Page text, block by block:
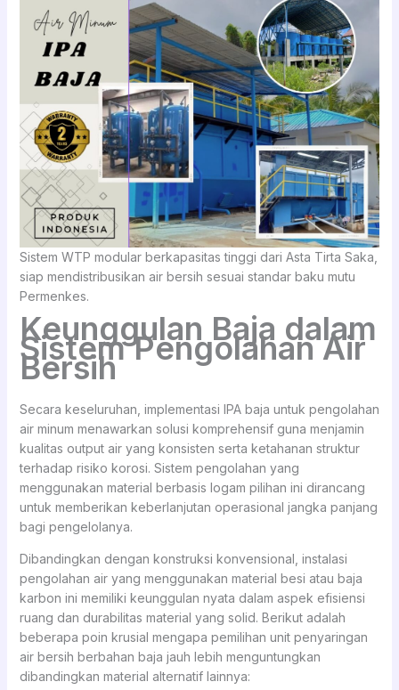
Sistem WTP modular berkapasitas tinggi dari Asta Tirta Saka,
siap mendistribusikan air bersih sesuai standar baku mutu
Permenkes.
Keunggulan Baja dalam
Sistem Pengolahan Air
Bersih
Secara keseluruhan, implementasi IPA baja untuk pengolahan
air minum menawarkan solusi komprehensif guna menjamin
kualitas output air yang konsisten serta ketahanan struktur
terhadap risiko korosi. Sistem pengolahan yang
menggunakan material berbasis logam pilihan ini dirancang
untuk memberikan keberlanjutan operasional jangka panjang
bagi pengelolanya.
Dibandingkan dengan konstruksi konvensional, instalasi
pengolahan air yang menggunakan material besi atau baja
karbon ini memiliki keunggulan nyata dalam aspek efisiensi
ruang dan durabilitas material yang solid. Berikut adalah
beberapa poin krusial mengapa pemilihan unit penyaringan
air bersih berbahan baja jauh lebih menguntungkan
dibandingkan material alternatif lainnya: